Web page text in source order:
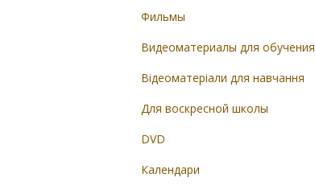
Фильмы
Видеоматериалы для обучения
Відеоматеріали для навчання
Для воскресной школы
DVD
Календари